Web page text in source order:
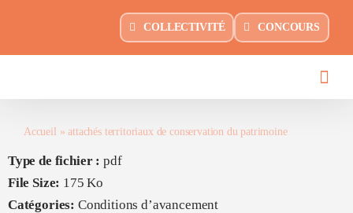
contenu
COLLECTIVITÉ CONCOURS
Accueil »attachés territoriaux de conservation du patrimoine
Type de fichier : pdf
File Size: 175 Ko
Catégories: Conditions d’avancement